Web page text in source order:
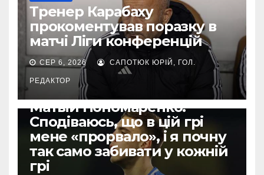
Тренер Карабаху
прокоментував поразку в
матчі Ліги конференцій
СЕР 6, 2026 САПОТЮК ЮРІЙ, ГОЛ.
РЕДАКТОР
Матвій Пономаренко:
Сподіваюсь, що в цій грі
мене «прорвало», і я почну
так само забивати у кожній
грі